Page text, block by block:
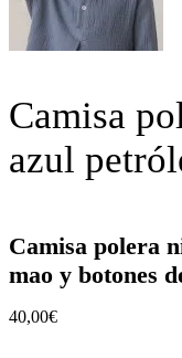
Camisa
azul
Camisa polera
mao y botones
40,00€